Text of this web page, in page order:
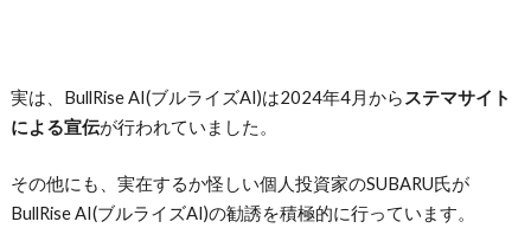
実は、BullRise AI(ブルライズAI)は2024年4月から ステマサイト
による宣伝が行われていました。
その他にも、実在するか怪しい個人投資家のSUBARU氏が
BullRise AI(ブルライズAI)の勧誘を積極的に行っています。